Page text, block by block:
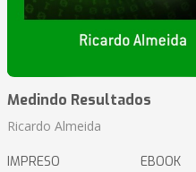
Medindo Resultados
Ricardo Almeida
IMPRESO EBOOK